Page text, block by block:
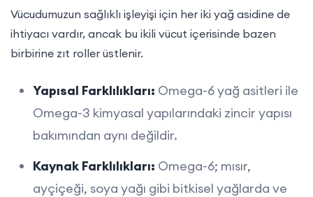
Vücudumuzun sağlıklı işleyişi için her iki yağ asidine de
ihtiyacı vardır, ancak bu ikili vücut içerisinde bazen
birbirine zıt roller üstlenir.
Yapısal Farklılıkları: Omega-6 yağ asitleri ile
Omega-3 kimyasal yapılarındaki zincir yapısı
bakımından aynı değildir.
Kaynak Farklılıkları: Omega-6; mısır,
ayçiçeği, soya yağı gibi bitkisel yağlarda ve